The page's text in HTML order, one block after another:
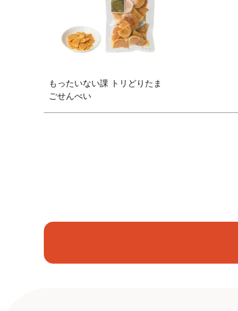
もったいない課 トリどりたま
ごせんべい